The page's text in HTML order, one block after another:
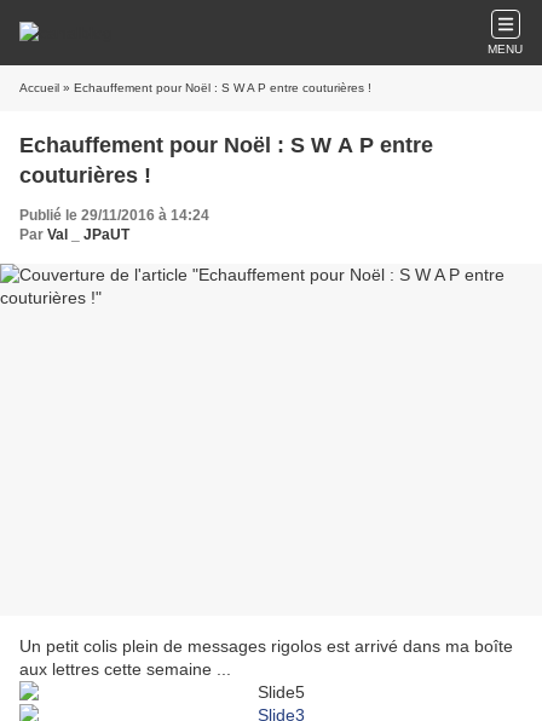
MENU
Accueil » Echauffement pour Noël : S W A P entre couturières !
Echauffement pour Noël : S W A P entre
couturières !
Publié le 29/11/2016 à 14:24
Par Val _ JPaUT
Un petit colis plein de messages rigolos est arrivé dans ma boîte
aux lettres cette semaine ...